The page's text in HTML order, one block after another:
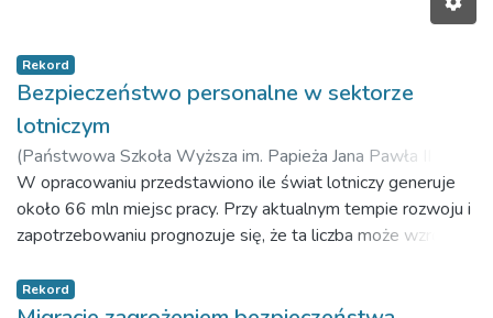
Rekord
Bezpieczeństwo personalne w sektorze
lotniczym
(Państwowa Szkoła Wyższa im. Papieża Jana Pawła II w
Białej Podlaskiej,2019)Piskor, Zbigniew;Ciekanowski,
Zbigniew
W opracowaniu przedstawiono ile świat lotniczy generuje
około 66 mln miejsc pracy. Przy aktualnym tempie rozwoju i
zapotrzebowaniu prognozuje się, że ta liczba może wzrosnąć
teraz rzucają wyzwanie na zapotrzebowanie nowych
Rekord